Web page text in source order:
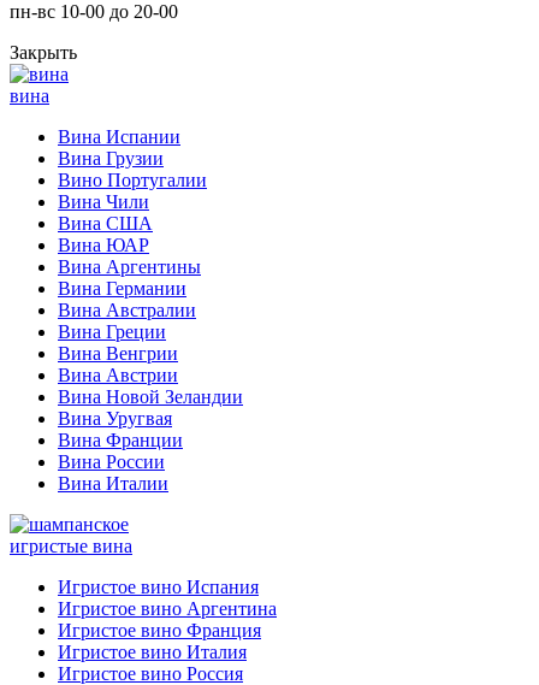
пн-вс 10-00 до 20-00
Закрыть
вина
Вина Испании
Вина Грузии
Вино Португалии
Вина Чили
Вина США
Вина ЮАР
Вина Аргентины
Вина Германии
Вина Австралии
Вина Греции
Вина Венгрии
Вина Австрии
Вина Новой Зеландии
Вина Уругвая
Вина Франции
Вина России
Вина Италии
игристые вина
Игристое вино Испания
Игристое вино Аргентина
Игристое вино Франция
Игристое вино Италия
Игристое вино Россия